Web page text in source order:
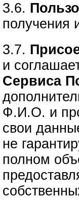
3.6.
получения
3.7.
и
Сервиса
Ф.И.О. и
свои
не
полном